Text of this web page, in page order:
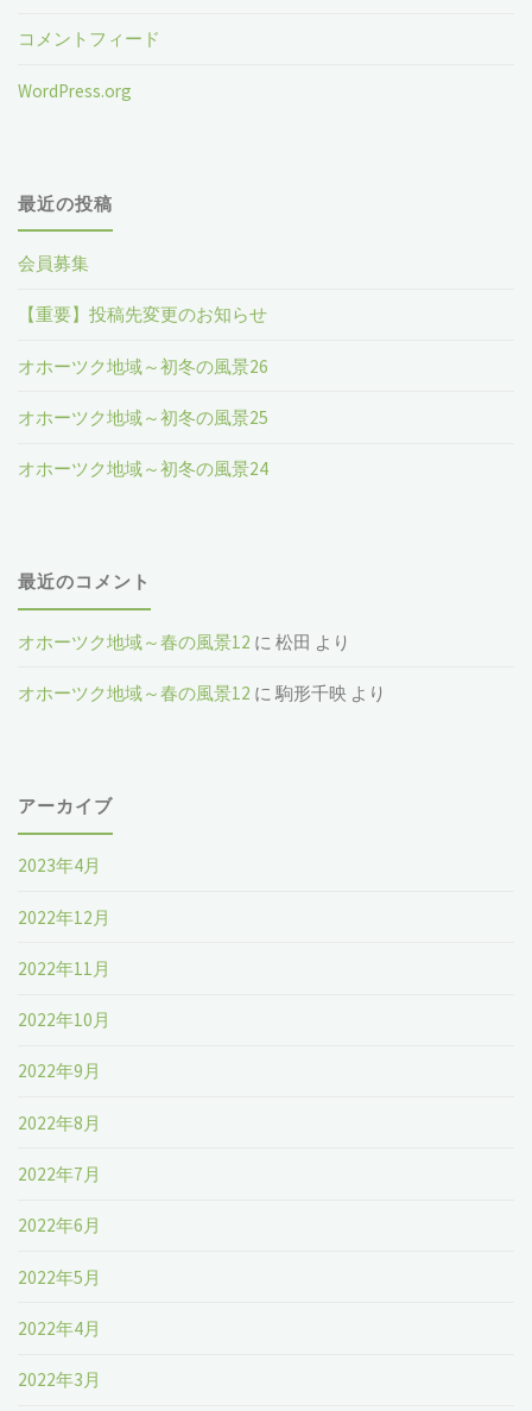
コメントフィード
WordPress.org
最近の投稿
会員募集
【重要】投稿先変更のお知らせ
オホーツク地域～初冬の風景26
オホーツク地域～初冬の風景25
オホーツク地域～初冬の風景24
最近のコメント
オホーツク地域～春の風景12 に松田 より
オホーツク地域～春の風景12 に駒形千映 より
アーカイブ
2023年4月
2022年12月
2022年11月
2022年10月
2022年9月
2022年8月
2022年7月
2022年6月
2022年5月
2022年4月
2022年3月